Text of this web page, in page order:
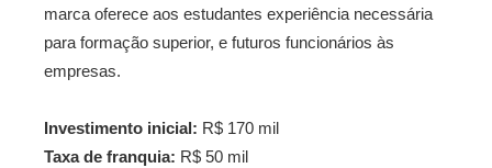
marca oferece aos estudantes experiência necessária
para formação superior, e futuros funcionários às
empresas.
Investimento inicial: R$ 170 mil
Taxa de franquia: R$ 50 mil